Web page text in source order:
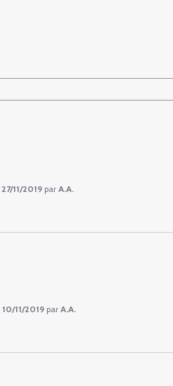
27/11/2019 par A.A.
10/11/2019 par A.A.